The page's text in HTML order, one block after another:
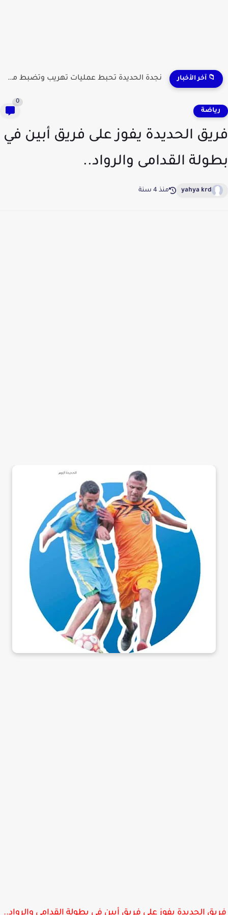
📁 آخر الأخبار نجدة الحديدة تحبط عمليات تهريب وتضبط مطلوبين وشحنات مواد...
الحديدة يفوز على فريق أبين في
القدامى والرواد..
yahya krd منذ 4 سنة
الحديدة يفوز على فريق أبين في بطولة القدامى والرواد..